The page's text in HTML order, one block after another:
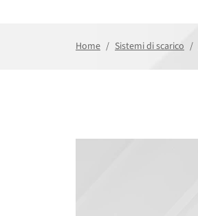
Home Sistemi di scarico